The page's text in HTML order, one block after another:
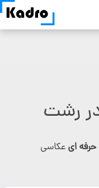
رشت
ایعکاسی